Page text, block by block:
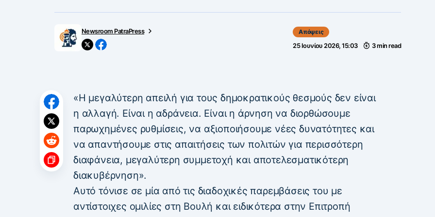
Newsroom PatraPress Απόψεις
25 Ιουνίου 2026, 15:03 3 min read
«H μεγαλύτερη απειλή για τους δημοκρατικούς θεσμούς δεν είναι
η αλλαγή. Είναι η αδράνεια. Είναι η άρνηση να διορθώσουμε
παρωχημένες ρυθμίσεις, να αξιοποιήσουμε νέες δυνατότητες και
να απαντήσουμε στις απαιτήσεις των πολιτών για περισσότερη
διαφάνεια, μεγαλύτερη συμμετοχή και αποτελεσματικότερη
διακυβέρνηση».
Αυτό τόνισε σε μία από τις διαδοχικές παρεμβάσεις του με
αντίστοιχες ομιλίες στη Βουλή και ειδικότερα στην Επιτροπή